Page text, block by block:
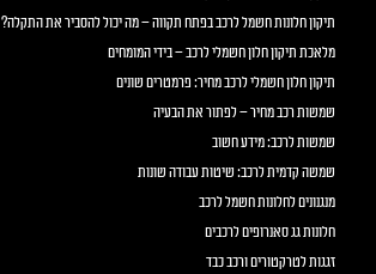
תיקון חלונות חשמל לרכב בפתח תקווה – מה יכול להסביר את התקלה?
מלאכת תיקון חלון חשמלי לרכב – בידי המומחים
תיקון חלון חשמלי לרכב מחיר: פרמטרים שונים
שמשות רכב מחיר – לפתור את הבעיה
שמשות לרכב: מידע חשוב
שמשה קדמית לרכב: שיטות עבודה שונות
מנגנונים לחלונות חשמל לרכב
חלונות גג סאנרופים לרכבים
זגגות לטרקטורים ורכב כבד